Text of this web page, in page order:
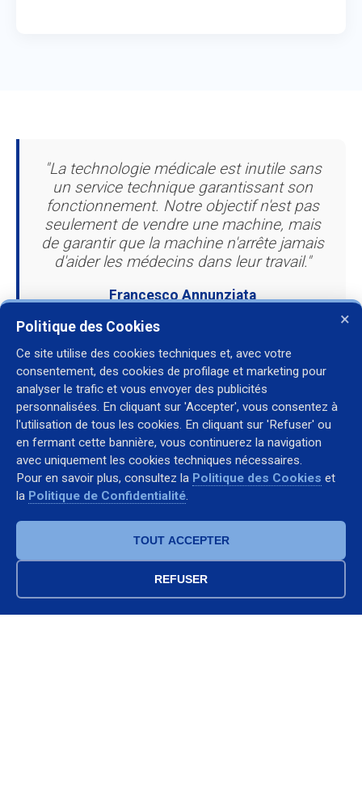
"La technologie médicale est inutile sans
un service technique garantissant son
fonctionnement. Notre objectif n'est pas
seulement de vendre une machine, mais
de garantir que la machine n'arrête jamais
d'aider les médecins dans leur travail."
Francesco Annunziata
Contact
+39 338 2246835
+39 335 6216070
Qui Sommes-Nous
×
Politique des Cookies
Ce site utilise des cookies techniques et, avec votre
consentement, des cookies de profilage et marketing pour
analyser le trafic et vous envoyer des publicités
personnalisées. En cliquant sur 'Accepter', vous consentez à
l'utilisation de tous les cookies. En cliquant sur 'Refuser' ou
en fermant cette bannière, vous continuerez la navigation
avec uniquement les cookies techniques nécessaires.
Pour en savoir plus, consultez la Politique des Cookies et
la Politique de Confidentialité.
REFUSER
TOUT ACCEPTER